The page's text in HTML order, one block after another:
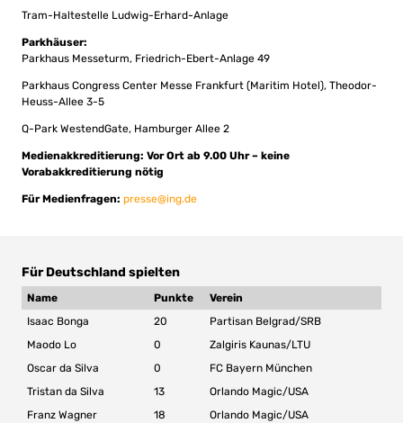
Tram-Haltestelle Ludwig-Erhard-Anlage
Parkhäuser:
Parkhaus Messeturm, Friedrich-Ebert-Anlage 49
Parkhaus Congress Center Messe Frankfurt (Maritim Hotel), Theodor-
Heuss-Allee 3-5
Q-Park WestendGate, Hamburger Allee 2
Medienakkreditierung: Vor Ort ab 9.00 Uhr – keine
Vorabakkreditierung nötig
Für Medienfragen: presse@ing.de
Für Deutschland spielten
Name Punkte
Verein
Isaac Bonga
20
Partisan Belgrad/SRB
Maodo Lo
0
Zalgiris Kaunas/LTU
Oscar da Silva
0
FC Bayern München
Tristan da Silva
13
Orlando Magic/USA
Franz Wagner
18
Orlando Magic/USA